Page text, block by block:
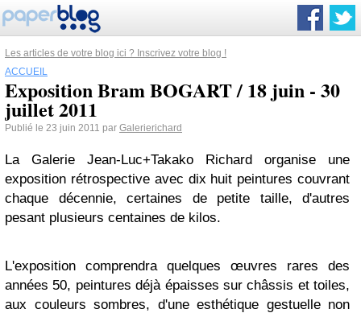
Les articles de votre blog ici ? Inscrivez votre blog !
ACCUEIL
Exposition Bram BOGART / 18 juin - 30
juillet 2011
Publié le 23 juin 2011 par Galerierichard
La Galerie Jean-Luc+Takako Richard organise une
exposition rétrospective avec dix huit peintures couvrant
chaque décennie, certaines de petite taille, d'autres
pesant plusieurs centaines de kilos.
L'exposition comprendra quelques œuvres rares des
années 50, peintures déjà épaisses sur châssis et toiles,
aux couleurs sombres, d'une esthétique gestuelle non